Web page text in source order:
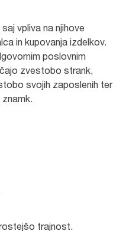
vpliva na njihove
in kupovanja izdelkov.
poslovnim
zvestobo strank,
svojih zaposlenih ter
trajnost.